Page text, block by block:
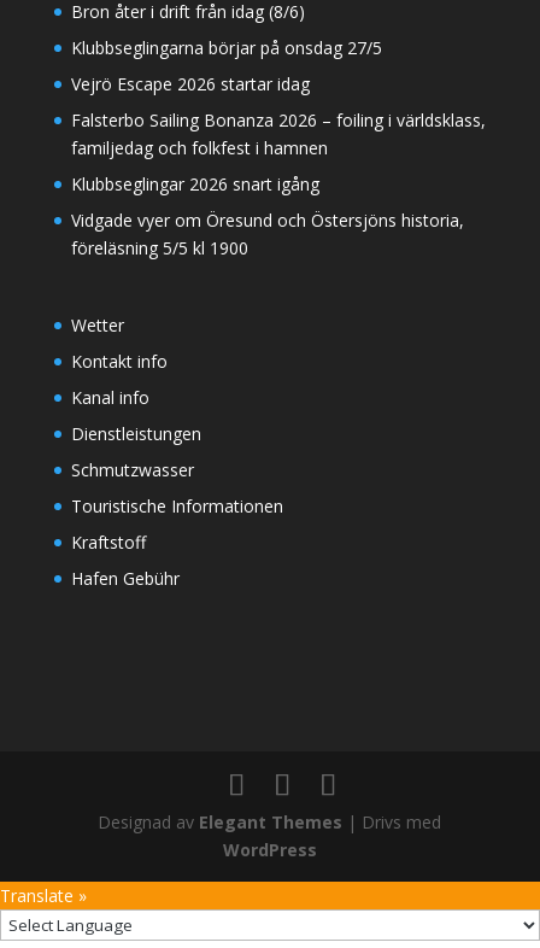
Bron åter i drift från idag (8/6)
Klubbseglingarna börjar på onsdag 27/5
Vejrö Escape 2026 startar idag
Falsterbo Sailing Bonanza 2026 – foiling i världsklass,
familjedag och folkfest i hamnen
Klubbseglingar 2026 snart igång
Vidgade vyer om Öresund och Östersjöns historia,
föreläsning 5/5 kl 1900
Wetter
Kontakt info
Kanal info
Dienstleistungen
Schmutzwasser
Touristische Informationen
Kraftstoff
Hafen Gebühr
Designad av Elegant Themes | Drivs med
WordPress
Translate »